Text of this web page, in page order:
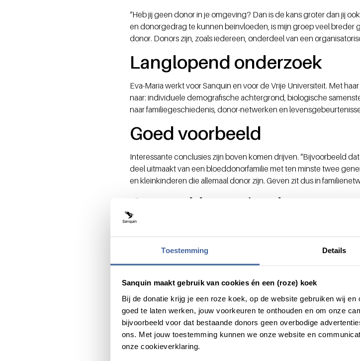
Toestemming Details
Sanquin maakt gebruik van cookies én een (roze) koek
Bij de donatie krijg je een roze koek, op de website gebruiken wij
goed te laten werken, jouw voorkeuren te onthouden en om onze
bijvoorbeeld voor dat bestaande donors geen overbodige
ons. Met jouw toestemming kunnen we onze website en
onze cookieverklaring.
“Heb jij geen donor in je omgeving? Dan is de kans groter dan jij
en donorgedrag te kunnen beïnvloeden, is mijn groep veel breder
donor. Donors zijn, zoals iedereen, onderdeel van een
Langlopend onderzoek
Eva-Maria werkt voor Sanquin en voor de Vrije Universiteit. Met
naar: individuele demografische achtergrond, biologische
naar familiegeschiedenis, donor-netwerken en
Goed voorbeeld
Interessante conclusies zijn boven komen drijven. “Bijvoorbeeld
deel uitmaakt van een bloeddonorfamilie met ten minste twee
en kleinkinderen die allemaal donor zijn. Geven zit dus in
Gesprekken stimuleren
De drempel om donor te worden wordt ook lager als je
boodschap.”
Deel dit bericht via: